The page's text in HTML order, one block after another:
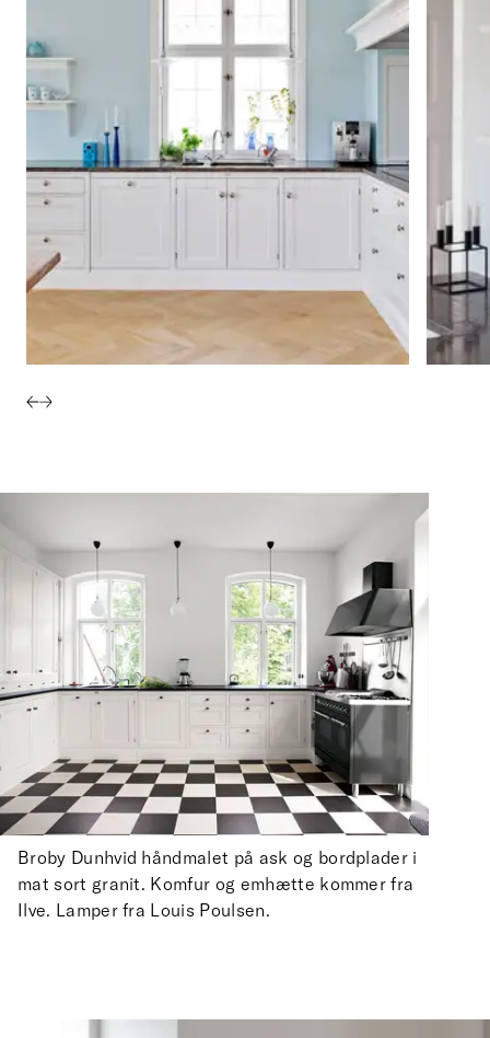
Broby Dunhvid håndmalet på ask og bordplader i
mat sort granit. Komfur og emhætte kommer fra
Ilve. Lamper fra Louis Poulsen.